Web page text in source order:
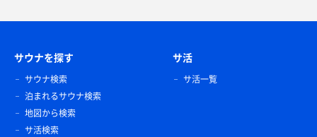
サウナを探す
サウナ検索
泊まれるサウナ検索
地図から検索
サ活検索
サ活
サ活一覧